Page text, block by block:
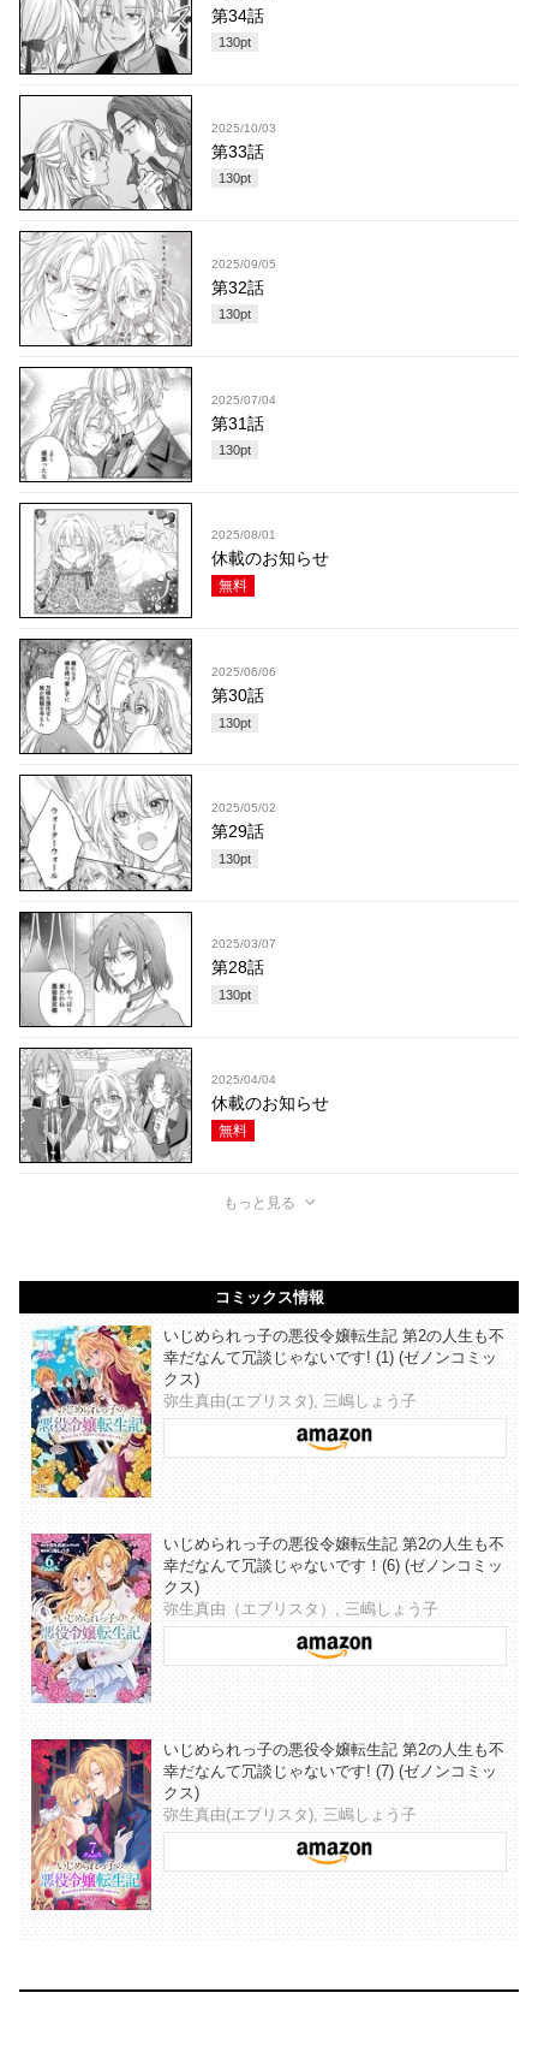
第34話
130pt
2025/10/03
第33話
130pt
2025/09/05
第32話
130pt
2025/07/04
第31話
130pt
2025/08/01
休載のお知らせ
無料
2025/06/06
第30話
130pt
2025/05/02
第29話
130pt
2025/03/07
第28話
130pt
2025/04/04
休載のお知らせ
無料
もっと見る
コミックス情報
いじめられっ子の悪役令嬢転生記 第2の人生も不
幸だなんて冗談じゃないです! (1) (ゼノンコミッ
クス)
弥生真由(エブリスタ), 三嶋しょう子
いじめられっ子の悪役令嬢転生記 第2の人生も不
幸だなんて冗談じゃないです！(6) (ゼノンコミッ
クス)
弥生真由（エブリスタ）, 三嶋しょう子
いじめられっ子の悪役令嬢転生記 第2の人生も不
幸だなんて冗談じゃないです! (7) (ゼノンコミッ
クス)
弥生真由(エブリスタ), 三嶋しょう子